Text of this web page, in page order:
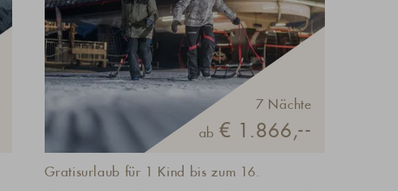
saisonsabhängig.
7 Nächte
ab € 1.866,--
Gratisurlaub für 1 Kind bis zum 16.